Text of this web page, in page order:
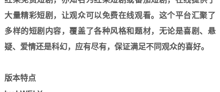
大量精彩短剧，让观众可以免费在线观看。这个平台汇聚了
多样的短剧内容，覆盖了各种风格和题材，无论是喜剧、悬
疑、爱情还是科幻，应有尽有，保证满足不同观众的喜好。
版本特点